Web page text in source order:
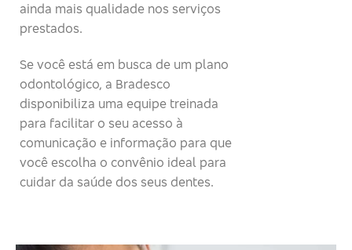
ainda mais qualidade nos serviços
prestados.
Se você está em busca de um plano
odontológico, a Bradesco
disponibiliza uma equipe treinada
para facilitar o seu acesso à
comunicação e informação para que
você escolha o convênio ideal para
cuidar da saúde dos seus dentes.